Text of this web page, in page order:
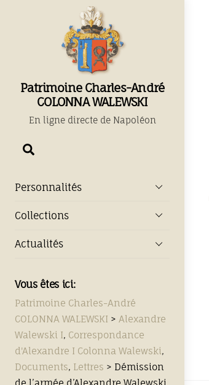
Patrimoine Charles-André
COLONNA WALEWSKI
En ligne directe de Napoléon
Personnalités
Collections
Actualités
Vous êtes ici:
Patrimoine Charles-André
COLONNA WALEWSKI > Alexandre
Walewski I, Correspondance
d'Alexandre I Colonna Walewski,
Documents, Lettres > Démission